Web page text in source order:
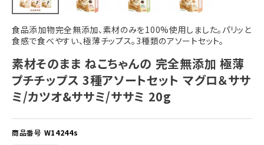
食品添加物完全無添加、素材のみを100%使用しました。パリッと
食感で食べやすい、極薄チップス。3種類のアソートセット。
素材そのまま ねこちゃんの 完全無添加 極薄
プチチップス 3種アソートセット マグロ＆ササ
ミ/カツオ&ササミ/ササミ 20g
商品番号 W14244s